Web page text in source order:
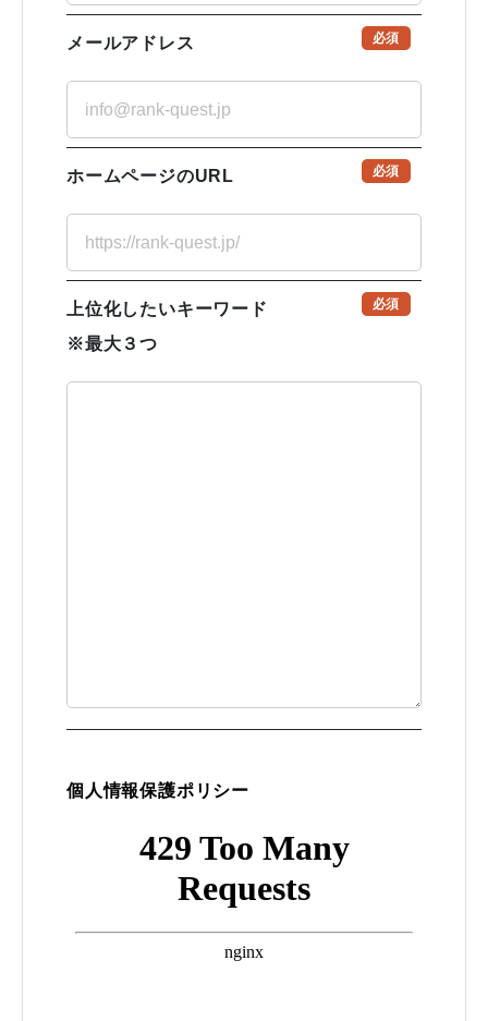
メールアドレス 必須
ホームページのURL 必須
上位化したいキーワード
※最大３つ
必須
個人情報保護ポリシー